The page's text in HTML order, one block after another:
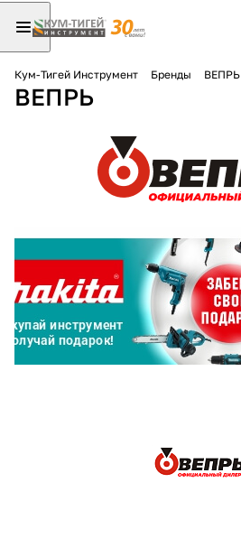
Кум-Тигей Инструмент Бренды ВЕПРЬ
ВЕПРЬ
Для клиентов всех банков
Разбейте
оплатуна части
без переплат
График платежей
Сегодня